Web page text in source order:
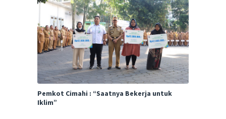
Pemkot Cimahi : “Saatnya Bekerja untuk
Iklim”